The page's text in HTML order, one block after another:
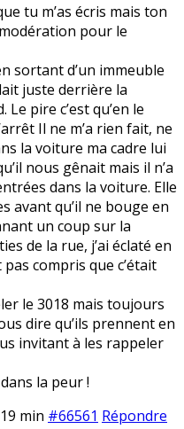
tu m’as écris mais ton
pour le
sortant d’un immeuble
juste derrière la
pire c’est qu’en le
Il ne m’a rien fait, ne
la voiture ma cadre lui
nous gênait mais il n’a
dans la voiture. Elle
avant qu’il ne bouge en
un coup sur la
de la rue, j’ai éclaté en
compris que c’était
le 3018 mais toujours
dire qu’ils prennent en
invitant à les rappeler
la peur !
min #66561 Répondre